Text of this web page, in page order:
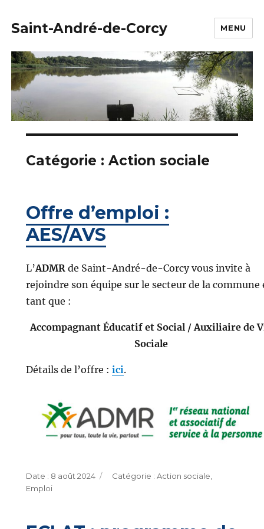
Saint-André-de-Corcy MENU
Catégorie : Action sociale
Offre d’emploi :
AES/AVS
L’ADMR de Saint-André-de-Corcy vous invite à
rejoindre son équipe sur le secteur de la commune
tant que :
Accompagnant Éducatif et Social / Auxiliaire de
Sociale
Détails de l’offre : ici.
Publié
le
8 août 2024 Catégories
Action sociale
Emploi